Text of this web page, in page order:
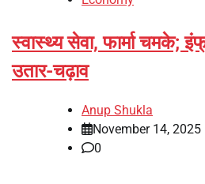
स्वास्थ्य सेवा, फार्मा चमके;
उतार-चढ़ाव
Anup Shukla
November 14, 2025
0